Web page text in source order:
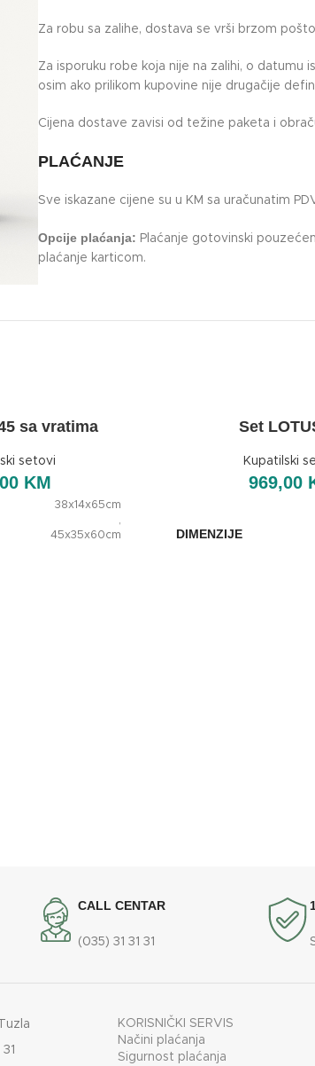
Za robu sa zalihe, dostava se vrši brzom
Za isporuku robe koja nije na zalihi, o datumu
osim ako prilikom kupovine nije drugačije
Cijena dostave zavisi od težine paketa i
PLAĆANJE
Sve iskazane cijene su u KM sa uračunatim
Opcije plaćanja: Plaćanje gotovinski
plaćanje karticom.
sa vratima
setovi
KM
38x14x65cm
,
45x35x60cm
Set
Kupatilski
969,00
DIMENZIJE
CALL CENTAR
(035) 31 31 31
KORISNIČKI SERVIS
Načini plaćanja
Sigurnost plaćanja